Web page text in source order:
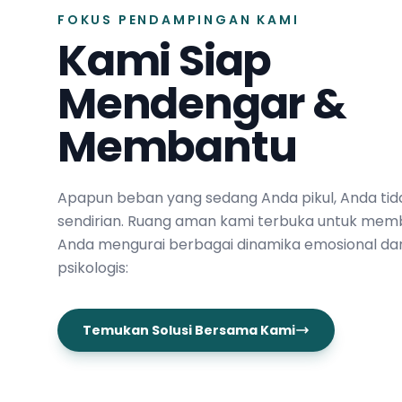
FOKUS PENDAMPINGAN KAMI
Kami Siap
Mendengar &
Membantu
Apapun beban yang sedang Anda pikul, Anda
sendirian. Ruang aman kami terbuka untuk
Anda mengurai berbagai dinamika emosional
psikologis:
Temukan Solusi Bersama Kami